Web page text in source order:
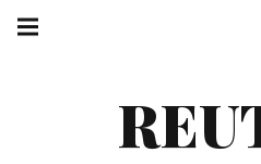
Springe
zum